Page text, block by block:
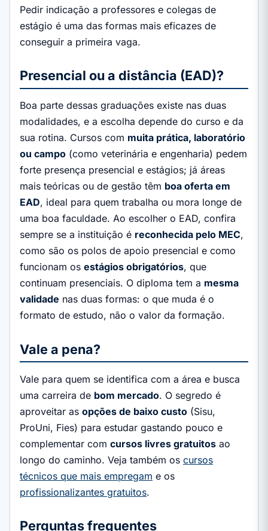
Pedir indicação a professores e colegas de
estágio é uma das formas mais eficazes de
conseguir a primeira vaga.
Presencial ou a distância (EAD)?
Boa parte dessas graduações existe nas duas
modalidades, e a escolha depende do curso e da
sua rotina. Cursos com muita prática, laboratório
ou campo (como veterinária e engenharia) pedem
forte presença presencial e estágios; já áreas
mais teóricas ou de gestão têm boa oferta em
EAD, ideal para quem trabalha ou mora longe de
uma boa faculdade. Ao escolher o EAD, confira
sempre se a instituição é reconhecida pelo MEC,
como são os polos de apoio presencial e como
funcionam os estágios obrigatórios, que
continuam presenciais. O diploma tem a mesma
validade nas duas formas: o que muda é o
formato de estudo, não o valor da formação.
Vale a pena?
Vale para quem se identifica com a área e busca
uma carreira de bom mercado. O segredo é
aproveitar as opções de baixo custo (Sisu,
ProUni, Fies) para estudar gastando pouco e
complementar com cursos livres gratuitos ao
longo do caminho. Veja também os cursos
técnicos que mais empregam e os
profissionalizantes gratuitos.
Perguntas frequentes